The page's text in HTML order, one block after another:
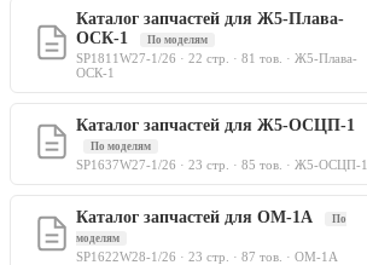
Каталог запчастей для Ж5-Плава-
ОСК-1
По моделям
SP1811W27-1/26 · 22 стр. · 81 тов. · Ж5-Плава-
ОСК-1
Каталог запчастей для Ж5-ОСЦП-1
По моделям
SP1637W27-1/26 · 23 стр. · 85 тов. · Ж5-ОСЦП-1
Каталог запчастей для ОМ-1А
По
моделям
SP1622W28-1/26 · 23 стр. · 87 тов. · ОМ-1А